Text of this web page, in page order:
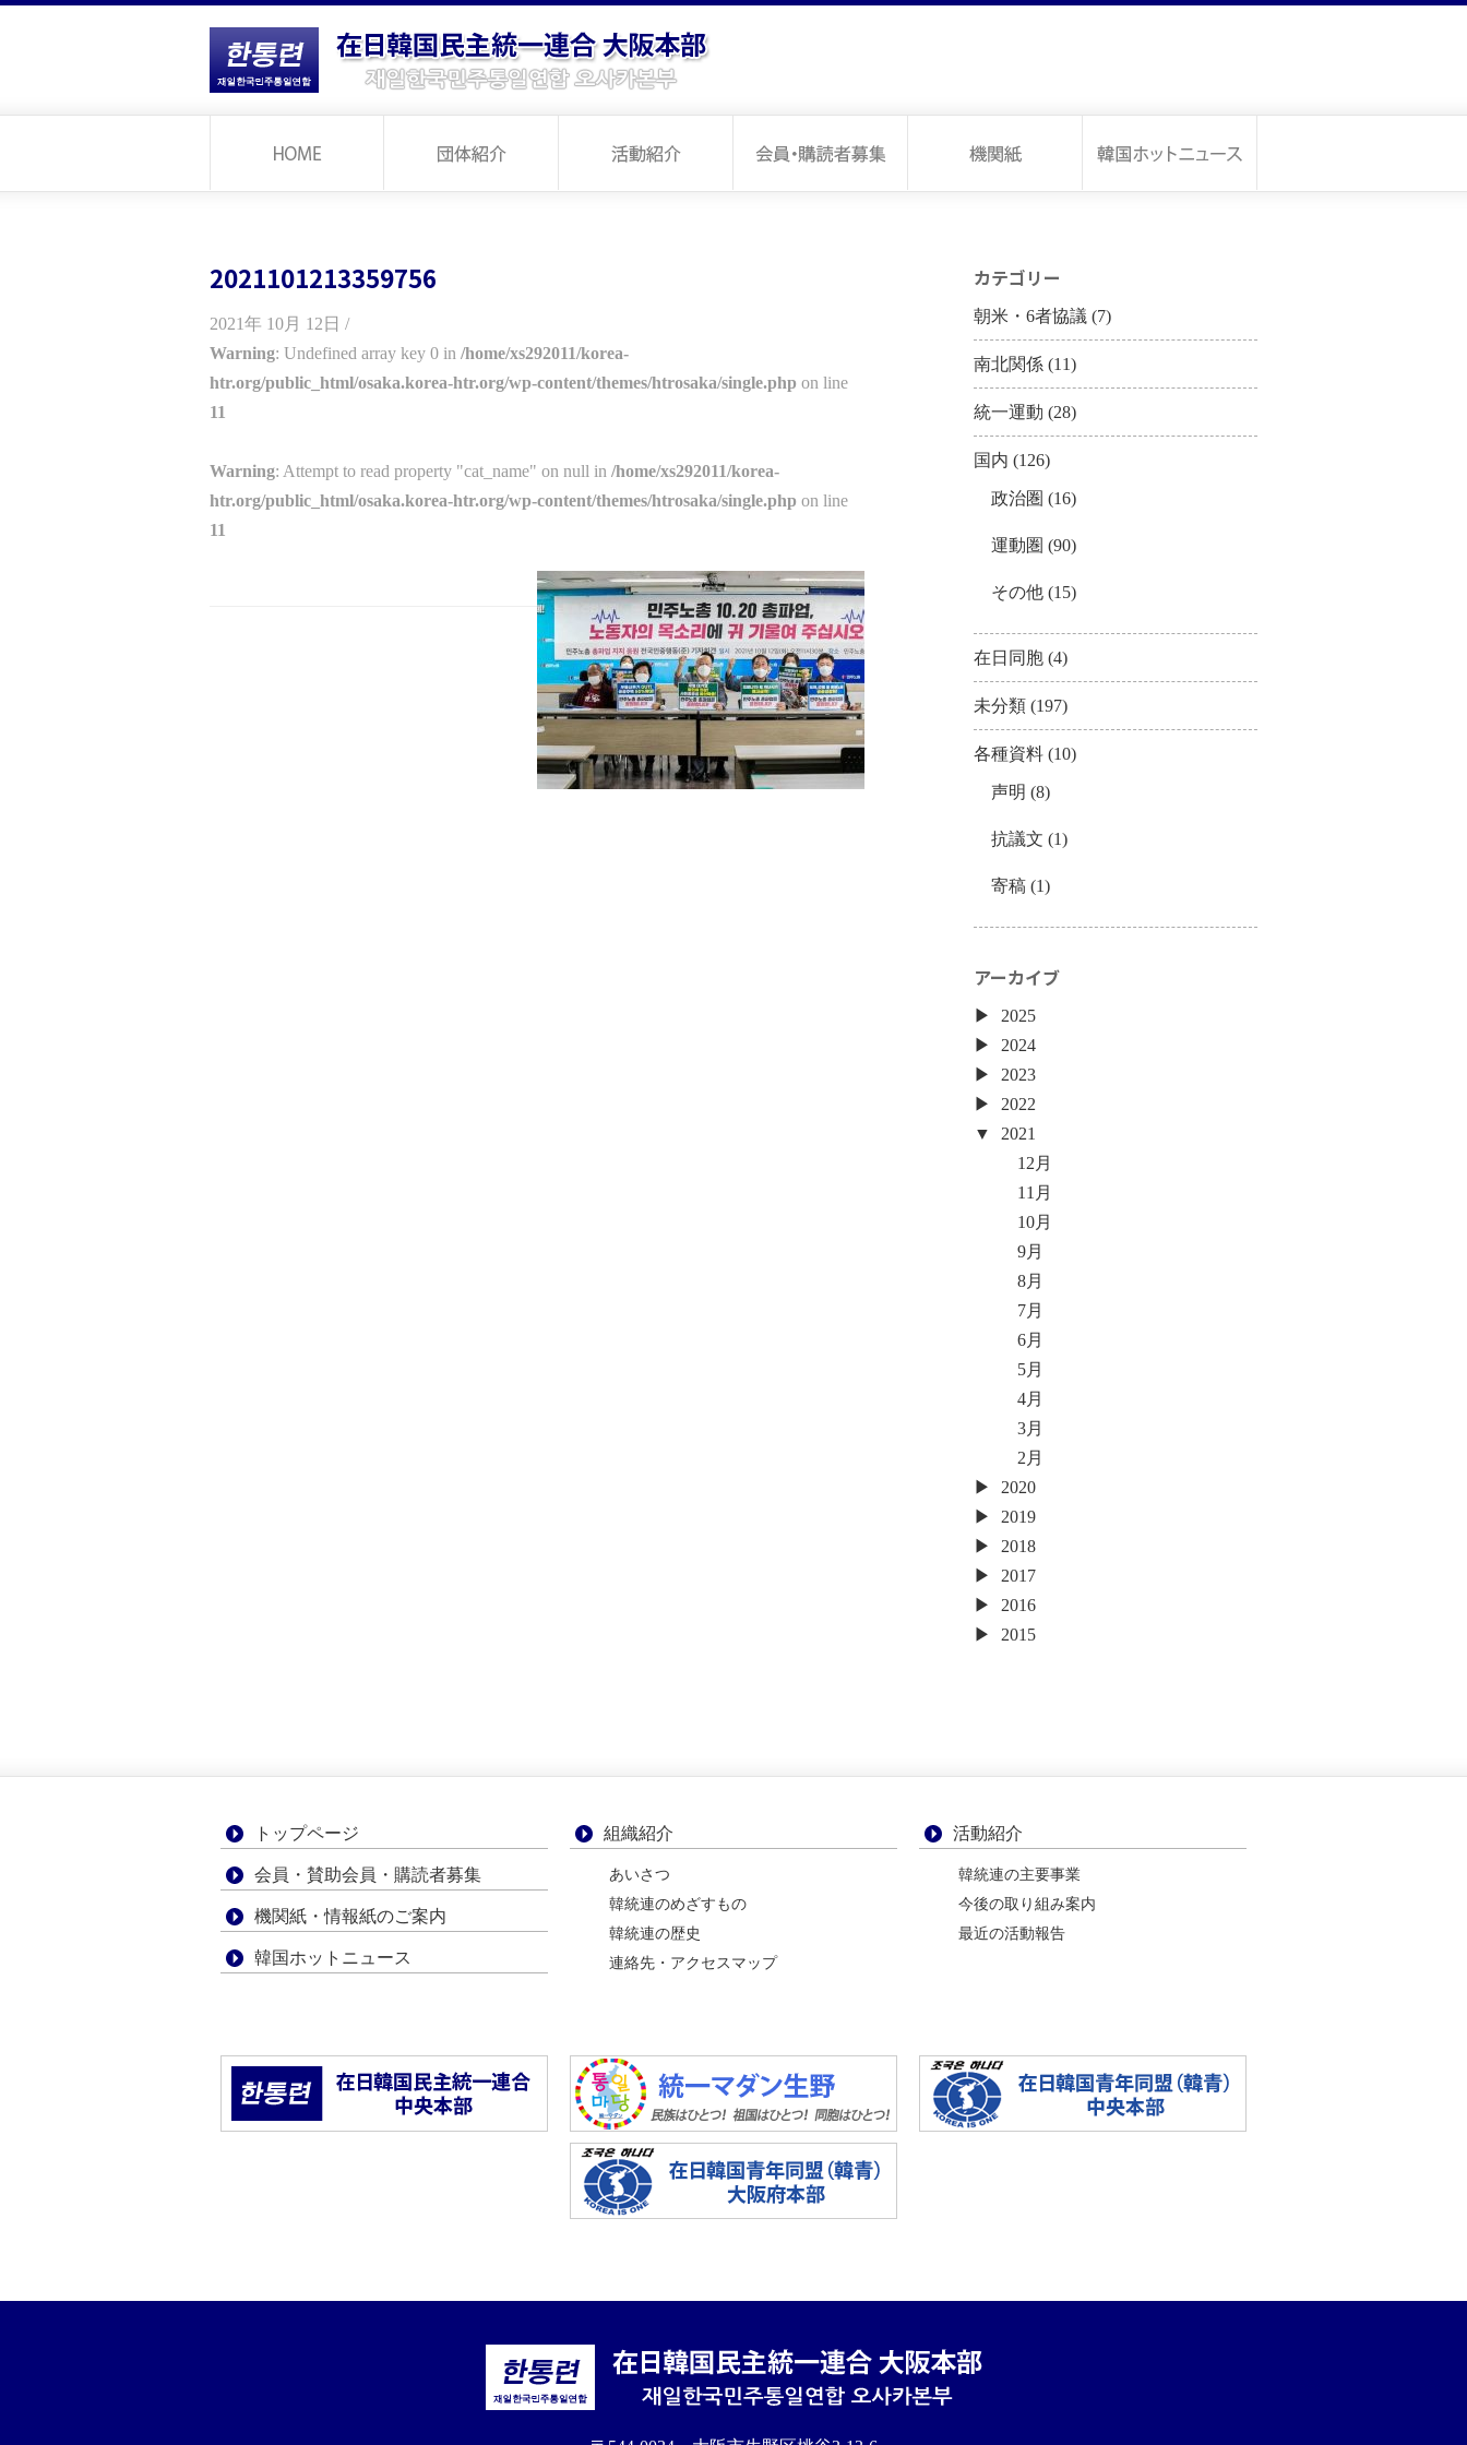
2021101213359756
2021年 10月 12日 /
Warning: Undefined array key 0 in /home/xs292011/korea-
htr.org/public_html/osaka.korea-htr.org/wp-content/themes/htrosaka/single.php on line
11
Warning: Attempt to read property "cat_name" on null in /home/xs292011/korea-
htr.org/public_html/osaka.korea-htr.org/wp-content/themes/htrosaka/single.php on line
11
カテゴリー
朝米・6者協議 (7)
南北関係 (11)
統一運動 (28)
国内 (126)
政治圏 (16)
運動圏 (90)
その他 (15)
在日同胞 (4)
未分類 (197)
各種資料 (10)
声明 (8)
抗議文 (1)
寄稿 (1)
アーカイブ
2025
2024
2023
2022
2021
12月
11月
10月
9月
8月
7月
6月
5月
4月
3月
2月
2020
2019
2018
2017
2016
2015
トップページ
会員・賛助会員・購読者募集
機関紙・情報紙のご案内
韓国ホットニュース
組織紹介
あいさつ
韓統連のめざすもの
韓統連の歴史
連絡先・アクセスマップ
活動紹介
韓統連の主要事業
今後の取り組み案内
最近の活動報告